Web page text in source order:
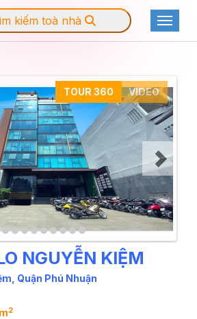
kiếm toà nhà
TOUR 360 VIDEO
NGUYỄN KIỆM
Quận Phú Nhuận
2